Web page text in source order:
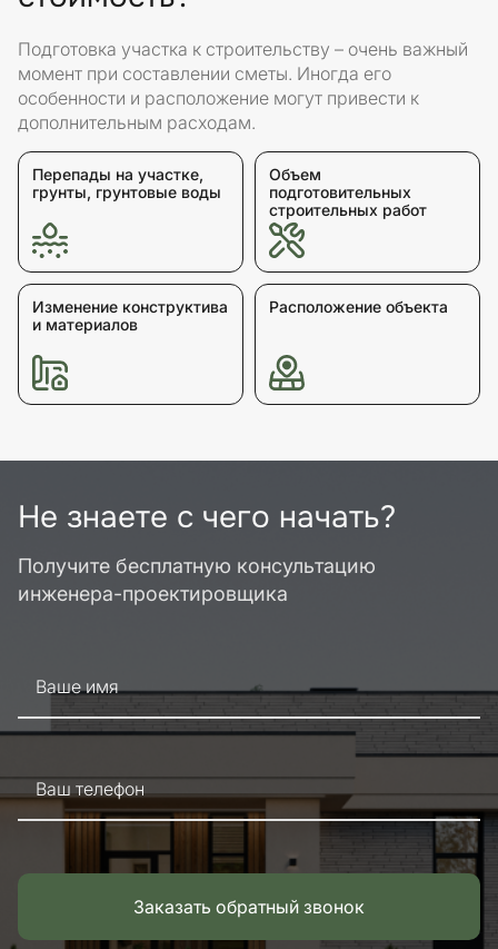
Подготовка участка к строительству – очень важный
момент при составлении сметы. Иногда его
особенности и расположение могут привести к
дополнительным расходам.
Перепады на участке,
грунты, грунтовые воды
Объем
подготовительных
строительных работ
Изменение конструктива
и материалов
Расположение объекта
Не знаете с чего начать?
Получите бесплатную консультацию
инженера-проектировщика
Ваше имя
Ваш телефон
Заказать обратный звонок